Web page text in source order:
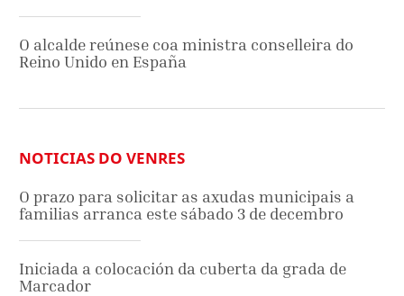
O alcalde reúnese coa ministra conselleira do
Reino Unido en España
NOTICIAS DO VENRES
O prazo para solicitar as axudas municipais a
familias arranca este sábado 3 de decembro
Iniciada a colocación da cuberta da grada de
Marcador